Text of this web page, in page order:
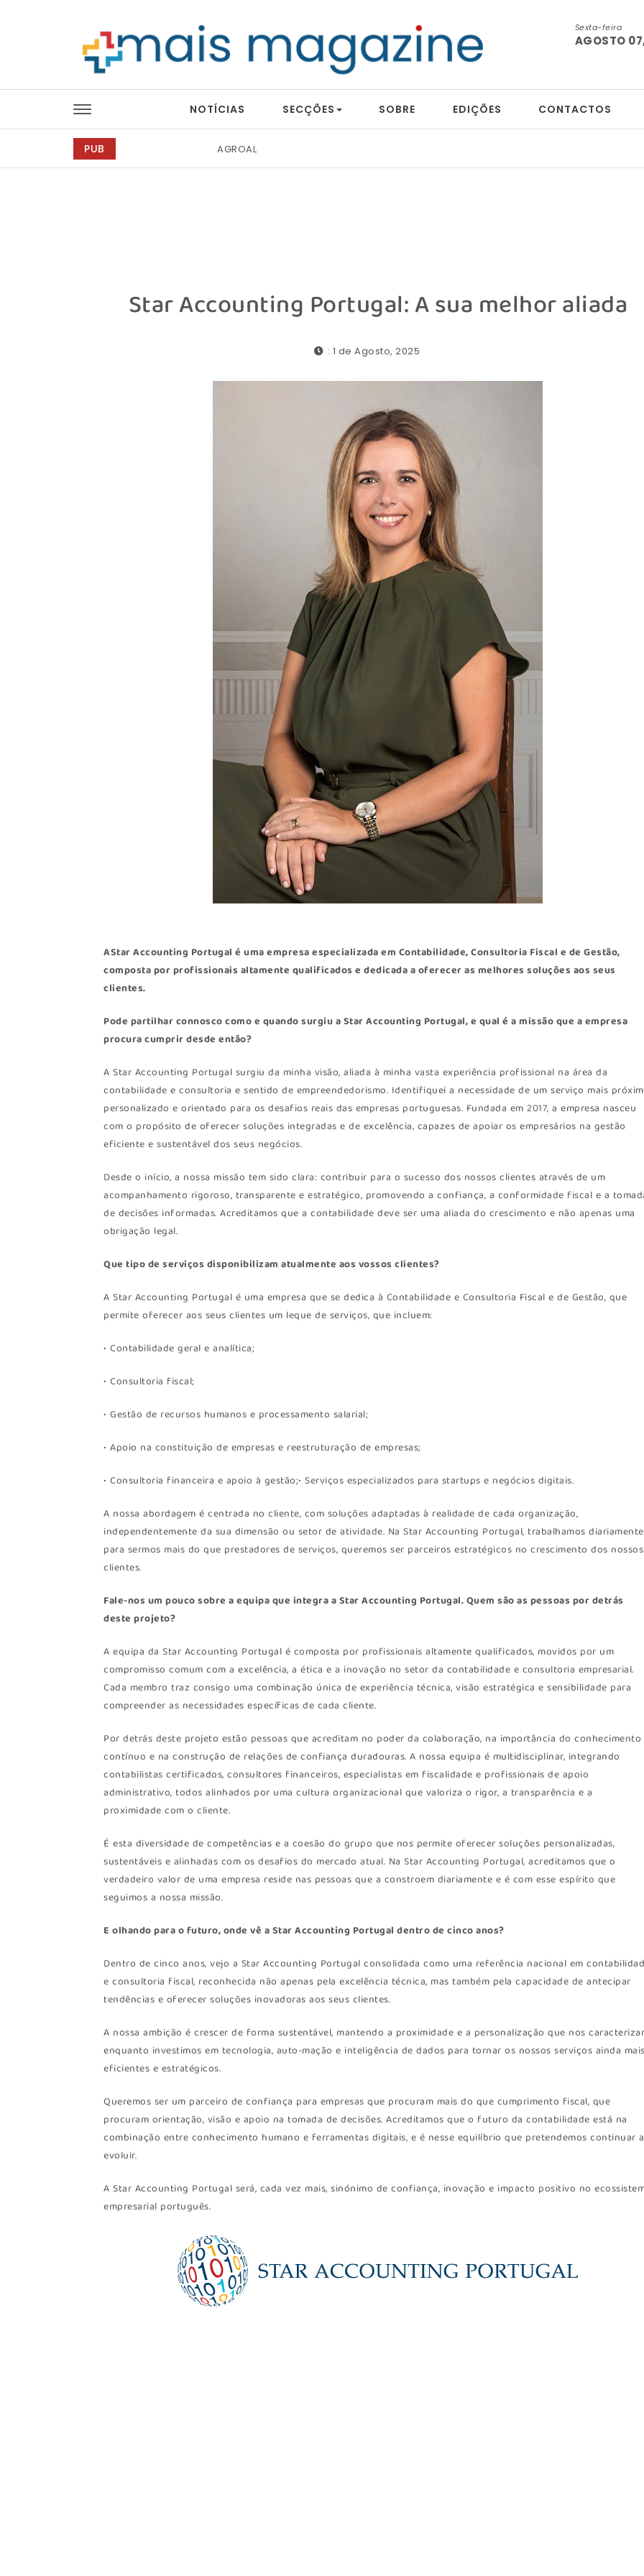
Sexta-feira
AGOSTO
NOTÍCIAS SECÇÕES SOBRE EDIÇÕES CONTACTOS
PUB Ricardo Junqueira Fotografia
Star Accounting Portugal: A sua melhor aliada
: 1 de Agosto, 2025
AStar Accounting Portugal é uma empresa especializada em Contabilidade, Consultoria Fiscal e de Gestão,
composta por profissionais altamente qualificados e dedicada a oferecer as melhores soluções aos seus
clientes.
Pode partilhar connosco como e quando surgiu a Star Accounting Portugal, e qual é a missão que a empresa
procura cumprir desde então?
A Star Accounting Portugal surgiu da minha visão, aliada à minha vasta experiência profissional na área da
contabilidade e consultoria e sentido de empreendedorismo. Identifiquei a necessidade de um serviço mais
personalizado e orientado para os desafios reais das empresas portuguesas. Fundada em 2017, a empresa nasceu
com o propósito de oferecer soluções integradas e de excelência, capazes de apoiar os empresários na gestão
eficiente e sustentável dos seus negócios.
Desde o início, a nossa missão tem sido clara: contribuir para o sucesso dos nossos clientes através de um
acompanhamento rigoroso, transparente e estratégico, promovendo a confiança, a conformidade fiscal e a
de decisões informadas. Acreditamos que a contabilidade deve ser uma aliada do crescimento e não apenas uma
obrigação legal.
Que tipo de serviços disponibilizam atualmente aos vossos clientes?
A Star Accounting Portugal é uma empresa que se dedica à Contabilidade e Consultoria Fiscal e de Gestão, que
permite oferecer aos seus clientes um leque de serviços, que incluem:
• Contabilidade geral e analítica;
• Consultoria fiscal;
• Gestão de recursos humanos e processamento salarial;
• Apoio na constituição de empresas e reestruturação de empresas;
• Consultoria financeira e apoio à gestão;• Serviços especializados para startups e negócios digitais.
A nossa abordagem é centrada no cliente, com soluções adaptadas à realidade de cada organização,
independentemente da sua dimensão ou setor de atividade. Na Star Accounting Portugal, trabalhamos diariamente
para sermos mais do que prestadores de serviços, queremos ser parceiros estratégicos no crescimento dos nossos
clientes.
Fale-nos um pouco sobre a equipa que integra a Star Accounting Portugal. Quem são as pessoas por detrás
deste projeto?
A equipa da Star Accounting Portugal é composta por profissionais altamente qualificados, movidos por um
compromisso comum com a excelência, a ética e a inovação no setor da contabilidade e consultoria empresarial.
Cada membro traz consigo uma combinação única de experiência técnica, visão estratégica e sensibilidade para
compreender as necessidades específicas de cada cliente.
Por detrás deste projeto estão pessoas que acreditam no poder da colaboração, na importância do conhecimento
contínuo e na construção de relações de confiança duradouras. A nossa equipa é multidisciplinar, integrando
contabilistas certificados, consultores financeiros, especialistas em fiscalidade e profissionais de apoio
administrativo, todos alinhados por uma cultura organizacional que valoriza o rigor, a transparência e a
proximidade com o cliente.
É esta diversidade de competências e a coesão do grupo que nos permite oferecer soluções personalizadas,
sustentáveis e alinhadas com os desafios do mercado atual. Na Star Accounting Portugal, acreditamos que o
verdadeiro valor de uma empresa reside nas pessoas que a constroem diariamente e é com esse espírito que
seguimos a nossa missão.
E olhando para o futuro, onde vê a Star Accounting Portugal dentro de cinco anos?
Dentro de cinco anos, vejo a Star Accounting Portugal consolidada como uma referência nacional em
e consultoria fiscal, reconhecida não apenas pela excelência técnica, mas também pela capacidade de antecipar
tendências e oferecer soluções inovadoras aos seus clientes.
A nossa ambição é crescer de forma sustentável, mantendo a proximidade e a personalização que nos
enquanto investimos em tecnologia, auto-mação e inteligência de dados para tornar os nossos serviços ainda
eficientes e estratégicos.
Queremos ser um parceiro de confiança para empresas que procuram mais do que cumprimento fiscal, que
procuram orientação, visão e apoio na tomada de decisões. Acreditamos que o futuro da contabilidade está na
combinação entre conhecimento humano e ferramentas digitais, e é nesse equilíbrio que pretendemos continuar a
evoluir.
A Star Accounting Portugal será, cada vez mais, sinónimo de confiança, inovação e impacto positivo no
empresarial português.